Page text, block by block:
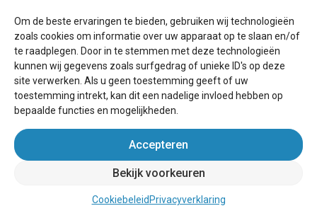
ook mogelijk om een bed and breakfastje aan het
water te boeken. Bij Wereldbed and breakfast vind
je niet alleen tal van mooie huisjes aan de Friese
Meren, maar ook aan de westkust bij de Noordzee.
Vanaf plaatsen als Harlingen en Holwerd kun je
gemakkelijk met de boot naar een van de
Waddeneilanden.
Met het kiezen van een bed and breakfast in
Friesland kijk je natuurlijk niet alleen naar de
faciliteiten spelen een grote rol. Zo kun je kiezen
Om de beste ervaringen te bieden, gebruiken wij technologieën
zoals cookies om informatie over uw apparaat op te slaan en/of
te raadplegen. Door in te stemmen met deze technologieën
kunnen wij gegevens zoals surfgedrag of unieke ID's op deze
site verwerken. Als u geen toestemming geeft of uw
toestemming intrekt, kan dit een nadelige invloed hebben op
bepaalde functies en mogelijkheden.
Accepteren
Bekijk voorkeuren
Cookiebeleid Privacyverklaring